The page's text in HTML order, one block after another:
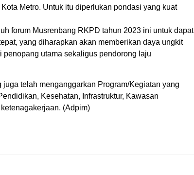
Metro. Untuk itu diperlukan pondasi yang kuat
forum Musrenbang RKPD tahun 2023 ini untuk dapat
yang diharapkan akan memberikan daya ungkit
utama sekaligus pendorong laju
telah menganggarkan Program/Kegiatan yang
Kesehatan, Infrastruktur, Kawasan
(Adpim)